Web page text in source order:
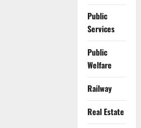
Public
Services
Public
Welfare
Railway
Real Estate